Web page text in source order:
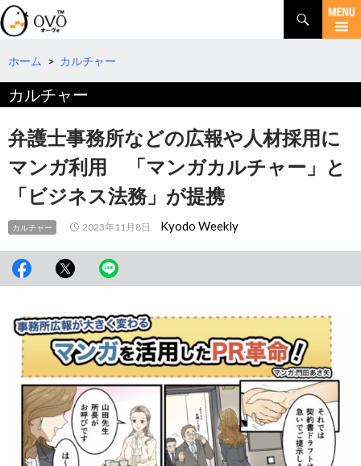
検
索
コ
テ
ツ
へ
動
ホーム > カルチャー
カルチャー
弁護士事務所などの広報や人材採用に
マンガ利用 「マンガカルチャー」と
「ビジネス法務」が提携
カルチャー 2023年11月8日 Kyodo Weekly